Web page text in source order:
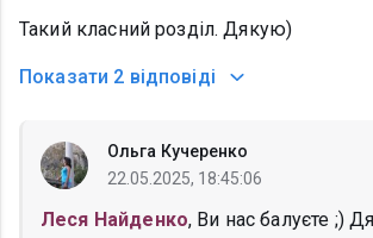
Такий класний розділ. Дякую)
Показати 2 відповіді
Ольга Кучеренко
22.05.2025, 18:45:06
Леся Найденко, Ви нас балуєте ;)